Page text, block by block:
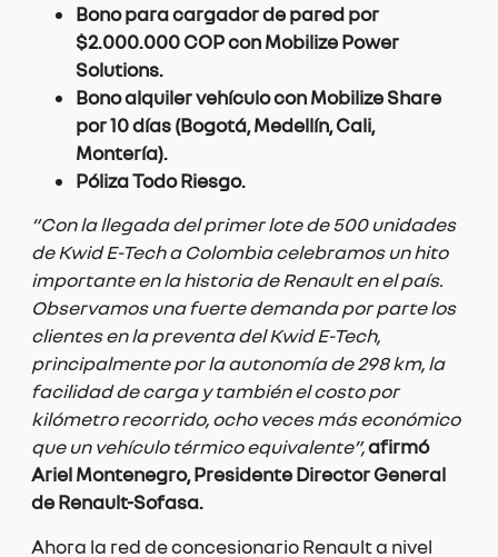
Bono para cargador de pared por
$2.000.000 COP con Mobilize Power
Solutions.
Bono alquiler vehículo con Mobilize Share
por 10 días (Bogotá, Medellín, Cali,
Montería).
Póliza Todo Riesgo.
“Con la llegada del primer lote de 500 unidades
de Kwid E-Tech a Colombia celebramos un hito
importante en la historia de Renault en el país.
Observamos una fuerte demanda por parte los
clientes en la preventa del Kwid E-Tech,
principalmente por la autonomía de 298 km, la
facilidad de carga y también el costo por
kilómetro recorrido, ocho veces más económico
que un vehículo térmico equivalente”,afirmó
Ariel Montenegro, Presidente Director General
de Renault-Sofasa.
Ahora la red de concesionario Renault a nivel